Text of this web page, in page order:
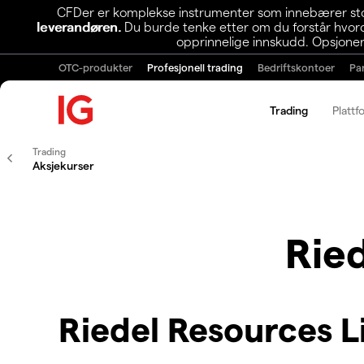
CFDer er komplekse instrumenter som innebærer
leverandøren.Du burde tenke etter om du forstår
opprinnelige innskudd.
OTC-produkter Profesjonell trading Bedriftskontoer
Trading
Trading
Aksjekurser
Riedel Resources